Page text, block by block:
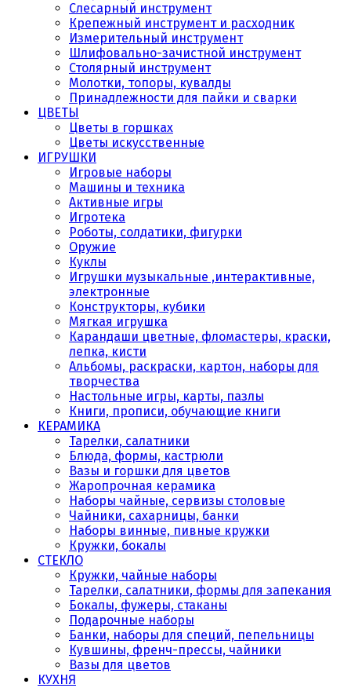
Слесарный инструмент
Крепежный инструмент и расходник
Измерительный инструмент
Шлифовально-зачистной инструмент
Столярный инструмент
Молотки, топоры, кувалды
Принадлежности для пайки и сварки
ЦВЕТЫ
Цветы в горшках
Цветы искусственные
ИГРУШКИ
Игровые наборы
Машины и техника
Активные игры
Игротека
Роботы, солдатики, фигурки
Оружие
Куклы
Игрушки музыкальные ,интерактивные,
электронные
Конструкторы, кубики
Мягкая игрушка
Карандаши цветные, фломастеры, краски,
лепка, кисти
Альбомы, раскраски, картон, наборы для
творчества
Настольные игры, карты, пазлы
Книги, прописи, обучающие книги
КЕРАМИКА
Тарелки, салатники
Блюда, формы, кастрюли
Вазы и горшки для цветов
Жаропрочная керамика
Наборы чайные, сервизы столовые
Чайники, сахарницы, банки
Наборы винные, пивные кружки
Кружки, бокалы
СТЕКЛО
Кружки, чайные наборы
Тарелки, салатники, формы для запекания
Бокалы, фужеры, стаканы
Подарочные наборы
Банки, наборы для специй, пепельницы
Кувшины, френч-прессы, чайники
Вазы для цветов
КУХНЯ